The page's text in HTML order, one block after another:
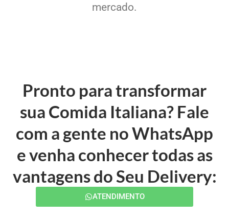
mercado.
Pronto para transformar
sua Comida Italiana? Fale
com a gente no WhatsApp
e venha conhecer todas as
vantagens do Seu Delivery:
ATENDIMENTO